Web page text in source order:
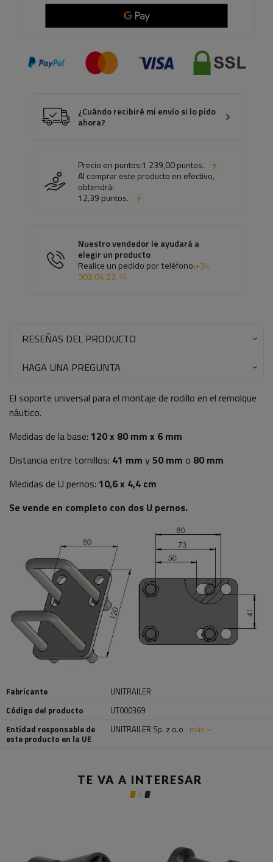
¿Cuándo recibiré mi envío si lo pido
ahora?
Precio en puntos:1 239,00 puntos.
Al comprar este producto en efectivo,
obtendrá:
12,39 puntos.
Nuestro vendedor le ayudará a
elegir un producto
Realice un pedido por teléfono:+34
902 04 22 14
RESEÑAS DEL PRODUCTO
HAGA UNA PREGUNTA
El soporte universal para el montaje de rodillo en el remolque
náutico.
Medidas de la base: 120 x 80 mm x 6 mm
Distancia entre tornillos: 41 mm y 50 mm o 80 mm
Medidas de U pernos: 10,6 x 4,4 cm
Se vende en completo con dos U pernos.
Fabricante
UNITRAILER
Código del producto
UT000369
Entidad responsable de
este producto en la UE
UNITRAILER Sp. z o.o más
TE VA A INTERESAR